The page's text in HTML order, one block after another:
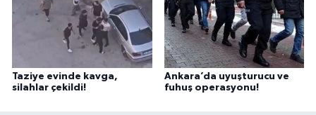
Taziye evinde kavga,
silahlar çekildi!
Ankara’da uyuşturucu ve
fuhuş operasyonu!